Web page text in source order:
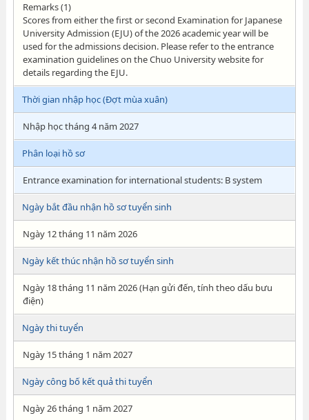
Remarks (1)
Scores from either the first or second Examination for Japanese
University Admission (EJU) of the 2026 academic year will be
used for the admissions decision. Please refer to the entrance
examination guidelines on the Chuo University website for
details regarding the EJU.
Thời gian nhập học (Đợt mùa xuân)
Nhập học tháng 4 năm 2027
Phân loại hồ sơ
Entrance examination for international students: B system
Ngày bắt đầu nhận hồ sơ tuyển sinh
Ngày 12 tháng 11 năm 2026
Ngày kết thúc nhận hồ sơ tuyển sinh
Ngày 18 tháng 11 năm 2026 (Hạn gửi đến, tính theo dấu bưu
điện)
Ngày thi tuyển
Ngày 15 tháng 1 năm 2027
Ngày công bố kết quả thi tuyển
Ngày 26 tháng 1 năm 2027